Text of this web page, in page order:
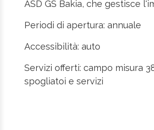
ASD GS Bakia, che gestisce
Periodi di apertura: annuale
Accessibilità: auto
Servizi offerti: campo misura
spogliatoi e servizi